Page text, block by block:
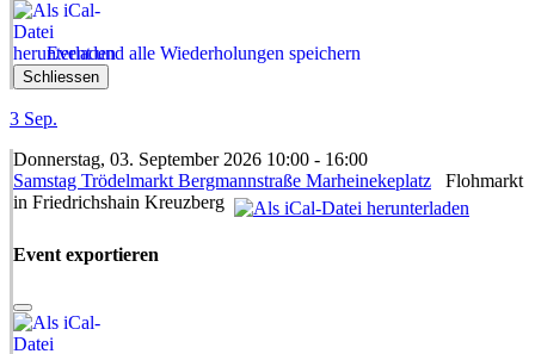
Event und alle Wiederholungen speichern
Schliessen
3 Sep.
Donnerstag, 03. September 2026 10:00 - 16:00
Samstag Trödelmarkt Bergmannstraße Marheinekeplatz Flohmarkt
in Friedrichshain Kreuzberg
Event exportieren